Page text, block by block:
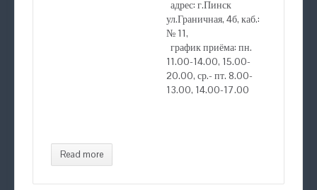
адрес: г.Пинск
ул.Граничная, 4б, каб.:
№ 11,
график приёма: пн.
11.00-14.00, 15.00-
20.00, ср.- пт. 8.00-
13.00, 14.00-17.00
Read more